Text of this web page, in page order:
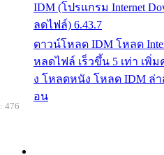
IDM (โปรแกรม Internet
ลดไฟล์) 6.43.7
ดาวน์โหลด IDM โหลด
หลดไฟล์ เร็วขึ้น 5 เท่า เพิ่
ง โหลดหนัง โหลด IDM ล่า
อน
476